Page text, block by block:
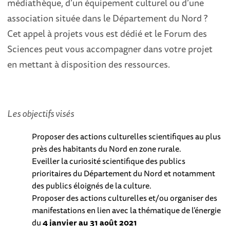
association située dans le Département du Nord ?
Cet appel à projets vous est dédié et le Forum des
Sciences peut vous accompagner dans votre projet
en mettant à disposition des ressources.
Les objectifs visés
Proposer des actions culturelles scientifiques au plus
près des habitants du Nord en zone rurale.
Eveiller la curiosité scientifique des publics
prioritaires du Département du Nord et notamment
des publics éloignés de la culture.
Proposer des actions culturelles et/ou organiser des
manifestations en lien avec la thématique de l’énergie
du4 janvier au 31 août 2021